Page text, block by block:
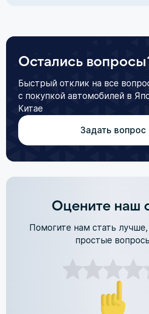
Остались
Быстрый отклик на все
с покупкой автомобилей в
Китае
Задать вопрос
Оцените наш
Помогите нам стать
простые